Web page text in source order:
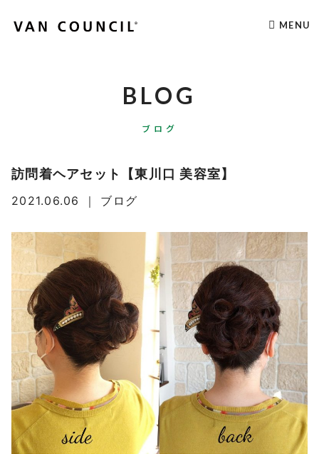
MENU
BLOG
ブログ
訪問着ヘアセット【東川口 美容室】
2021.06.06 ｜ ブログ